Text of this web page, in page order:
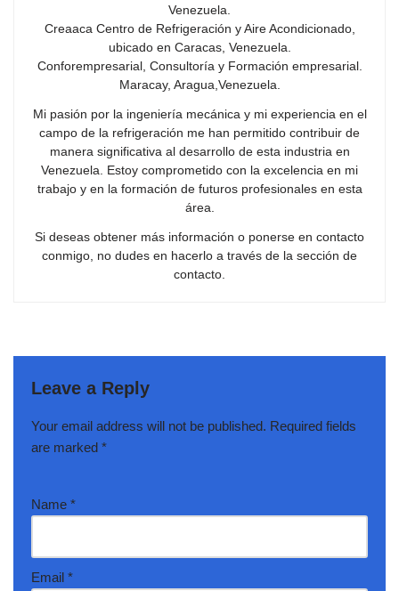
Venezuela.
Creaaca Centro de Refrigeración y Aire Acondicionado,
ubicado en Caracas, Venezuela.
Conforempresarial, Consultoría y Formación empresarial.
Maracay, Aragua,Venezuela.
Mi pasión por la ingeniería mecánica y mi experiencia en el
campo de la refrigeración me han permitido contribuir de
manera significativa al desarrollo de esta industria en
Venezuela. Estoy comprometido con la excelencia en mi
trabajo y en la formación de futuros profesionales en esta
área.
Si deseas obtener más información o ponerse en contacto
conmigo, no dudes en hacerlo a través de la sección de
contacto.
Leave a Reply
Your email address will not be published. Required fields
are marked *
Name *
Email *